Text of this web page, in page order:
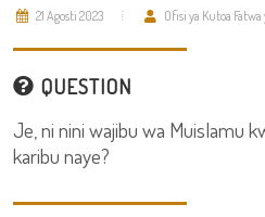
21 Agosti 2023 Ofisi ya Kutoa Fatwa
QUESTION
Je, ni nini wajibu wa Muislamu
karibu naye?